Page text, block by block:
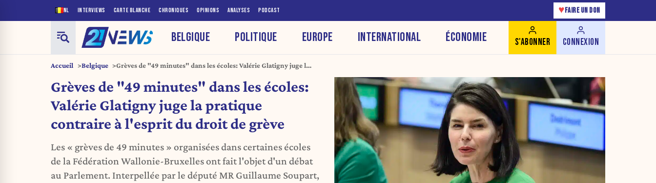
NL INTERVIEWS CARTE BLANCHE CHRONIQUES OPINIONS ANALYSES PODCAST ♥ FAIRE UN DON
BELGIQUE POLITIQUE EUROPE INTERNATIONAL ÉCONOMIE S'ABONNER CONNEXION
Accueil Belgique
Grèves de "49 minutes" dans les écoles: Valérie Glatigny juge la
Grèves de "49 minutes" dans les écoles:
Valérie Glatigny juge la pratique
contraire à l'esprit du droit de grève
Les « grèves de 49 minutes » organisées dans certaines écoles
de la Fédération Wallonie-Bruxelles ont fait l'objet d'un débat
au Parlement. Interpellée par le député MR Guillaume Soupart,